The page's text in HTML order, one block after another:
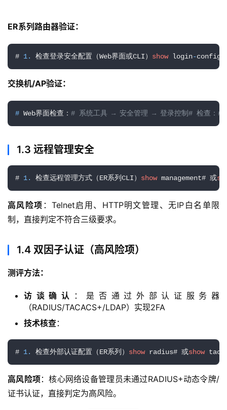
ER系列路由器验证：
# 1. 检查登录安全配置（Web界面或CLI） show login-config#
交换机/AP验证：
# Web界面检查： # 系统工具 → 安全管理 → 登录控制# 检查：#
1.3 远程管理安全
# 1. 检查远程管理方式（ER系列CLI） show management# 或
高风险项 ：Telnet启用、HTTP明文管理、无IP白名单限
制，直接判定不符合三级要求。
1.4 双因子认证（高风险项）
测评方法：
访谈确认
：是否通过外部认证服务器
（RADIUS/TACACS+/LDAP）实现2FA
技术核查：
# 1. 检查外部认证配置（ER系列） show radius# 或show
高风险项：核心网络设备管理员未通过RADIUS+动态令牌/
证书认证，直接判定为高风险。